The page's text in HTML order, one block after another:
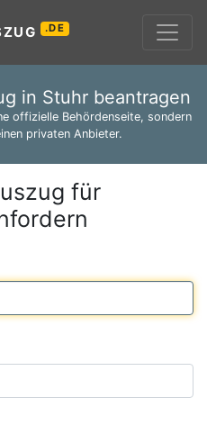
.DE
in Stuhr beantragen
offizielle Behördenseite, sondern
privaten Anbieter.
für